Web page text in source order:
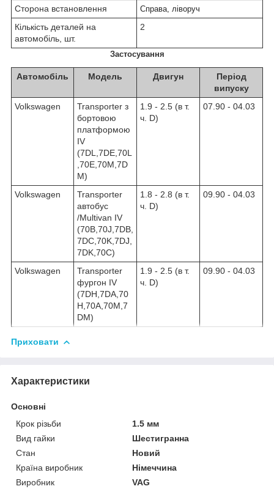
Сторона встановлення
Справа, ліворуч
Кількість деталей на
автомобіль, шт.
2
Застосування
Автомобіль Модель Двигун
Період
випуску
Volkswagen
Transporter з
бортовою
платформою
IV
(7DL,7DE,70L
,70E,70M,7D
M)
1.9 - 2.5 (в т.
ч. D)
07.90 - 04.03
Volkswagen
Transporter
автобус
/Multivan IV
(70B,70J,7DB,
7DC,70K,7DJ,
7DK,70C)
1.8 - 2.8 (в т.
ч. D)
09.90 - 04.03
Volkswagen
Transporter
фургон IV
(7DH,7DA,70
H,70A,70M,7
DM)
1.9 - 2.5 (в т.
ч. D)
09.90 - 04.03
Приховати
Характеристики
Основні
Крок різьби
1.5 мм
Вид гайки
Шестигранна
Стан
Новий
Країна виробник
Німеччина
Виробник
VAG